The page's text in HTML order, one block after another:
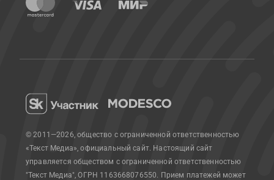
© 2011—2026, общество с ограниченной ответственностью
«Текст Медиа», официальный сайт. Настоящий сайт
управляется обществом с ограниченной ответственностью
"Текст Медиа", ОГРН 1163668076550. Прием платежей может